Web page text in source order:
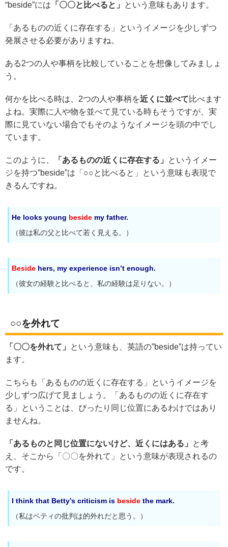
“beside”には 「〇〇と比べると」 という意味もあります。
「あるものの近くに存在する」というイメージを少しずつ
発展させる必要がありますね。
ある2つの人や事柄を比較していることを想像してみましょ
う。
何かを比べる時は、2つの人や事柄を近くに並べて比べます
よね。実際に人や物を並べて見ている時もそうですが、実
際に見ていない場合でもそのようなイメージを頭の中でし
ています。
このように、 「あるものの近くに存在する」
というイメー
ジを持つ”beside”は「○○と比べると」という意味も表現で
きるんですね。
He looks young beside my father.
（彼は私の父と比べて若く見える。）
Beside hers, my experience isn’t enough.
（彼女の経験と比べると、私の経験は足りない。）
○○を外れて
「〇〇を外れて」
という意味も、英語の”beside”は持ってい
ます。
こちらも「あるものの近くに存在する」というイメージを
少しずつ広げて見ましょう。「あるものの近くに存在す
る」ということは、ぴったり同じ位置にあるわけではあり
ませんね。
「あるものと同じ位置にないけど、近くにはある」
と考
え、そこから「〇〇を外れて」という意味が表現されるの
です。
I think that Betty’s criticism is beside the mark.
（私はベティの批判は的外れだと思う。）